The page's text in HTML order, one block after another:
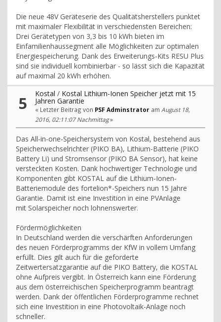
Die neue 48V Geräteserie des Qualitätsherstellers punktet
mit maximaler Flexibilität in verschiedensten Bereichen:
Drei Gerätetypen von 3,3 bis 10 kWh bieten im
Einfamilienhaussegment alle Möglichkeiten zur optimalen
Energiespeicherung. Dank des Erweiterungs-Kits RESU Plus
sind sie individuell kombinierbar - so lässt sich die Kapazität
auf maximal 20 kWh erhöhen.
5 Kostal / Kostal Lithium-Ionen Speicher jetzt mit 15
Jahren Garantie
« Letzter Beitrag von PSF Adminstrator am August 18,
2016, 02:11:07 Nachmittag»
Das All-in-one-Speichersystem von Kostal, bestehend aus
Speicherwechselrichter (PIKO BA), Lithium-Batterie (PIKO
Battery Li) und Stromsensor (PIKO BA Sensor), hat keine
versteckten Kosten. Dank hochwertiger Technologie und
Komponenten gibt KOSTAL auf die Lithium-Ionen-
Batteriemodule des fortelion*-Speichers nun 15 Jahre
Garantie. Damit ist eine Investition in eine PVAnlage
mit Solarspeicher noch lohnenswerter.
Fördermöglichkeiten
In Deutschland werden die verschärften Anforderungen
des neuen Förderprogramms der KfW in vollem Umfang
erfüllt. Dies gilt auch für die geforderte
Zeitwertersatzgarantie auf die PIKO Battery, die KOSTAL
ohne Aufpreis vergibt. In Österreich kann eine Förderung
aus dem österreichischen Speicherprogramm beantragt
werden. Dank der öffentlichen Förderprogramme rechnet
sich eine Investition in eine Photovoltaik-Anlage noch
schneller.